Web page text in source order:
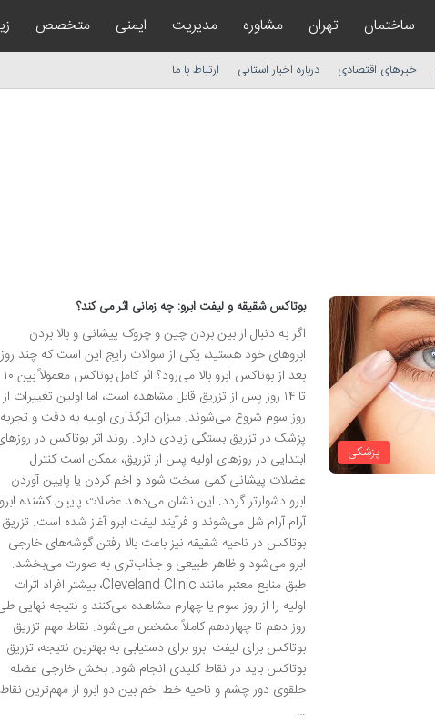
ساختمان تهران مشاوره مدیریت ایمنی متخصص
خبرهای اقتصادی درباره اخبار استانی ارتباط با ما
پزشکی
بوتاکس شقیقه و لیفت ابرو: چه زمانی اثر می کند؟
اگر به دنبال از بین بردن چین و چروک پیشانی و بالا بردن
ابروهای خود هستید، یکی از سوالات رایج این است که چند روز
بعد از بوتاکس ابرو بالا می‌رود؟ اثر کامل بوتاکس معمولاً بین ۱۰
تا ۱۴ روز پس از تزریق قابل مشاهده است، اما اولین تغییرات از
روز سوم شروع می‌شوند. میزان اثرگذاری اولیه به دقت و تجربه
پزشک در تزریق بستگی زیادی دارد. روند اثر بوتاکس در
ابتدایی در روزهای اولیه پس از تزریق، ممکن است کنترل
عضلات پیشانی کمی سخت شود و اخم کردن یا پایین آوردن
ابرو دشوارتر گردد. این نشان می‌دهد عضلات پایین کشنده ابرو
آرام آرام شل می‌شوند و فرآیند لیفت ابرو آغاز شده است. تزریق
بوتاکس در ناحیه شقیقه نیز باعث بالا رفتن گوشه‌های خارجی
ابرو می‌شود و ظاهر طبیعی و جذاب‌تری به صورت می‌بخشد.
طبق منابع معتبر مانند Cleveland Clinic، بیشتر افراد اثرات
اولیه را از روز سوم یا چهارم مشاهده می‌کنند و نتیجه نهایی
روز دهم تا چهاردهم کاملاً مشخص می‌شود. نقاط مهم تزریق
بوتاکس برای لیفت ابرو برای دستیابی به بهترین نتیجه، تزریق
بوتاکس باید در نقاط کلیدی انجام شود. بخش خارجی عضله
حلقوی دور چشم و ناحیه خط اخم بین دو ابرو از مهم‌ترین نقاط
…